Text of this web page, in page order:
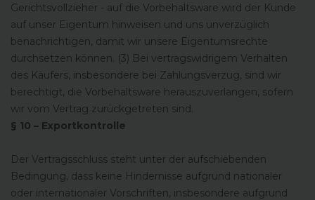
Gerichtsvollzieher - auf die Vorbehaltsware wird der Kunde
auf unser Eigentum hinweisen und uns unverzüglich
benachrichtigen, damit wir unsere Eigentumsrechte
durchsetzen können. (3) Bei vertragswidrigem Verhalten
des Käufers, insbesondere bei Zahlungsverzug, sind wir
berechtigt, die Vorbehaltsware herauszuverlangen, sofern
wir vom Vertrag zurückgetreten sind.
§ 10 – Exportkontrolle
Der Vertragsschluss steht unter der aufschiebenden
Bedingung, dass keine Hindernisse aufgrund nationaler
oder internationaler Vorschriften, insbesondere aufgrund